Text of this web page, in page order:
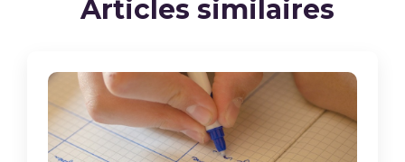
Articles similaires